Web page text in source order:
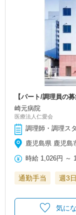
【パート/調理員の
崎元病院
医療法人仁愛会
調理師・調理ス
鹿児島県 鹿児島
時給 1,026円 ～
通勤手当 週3
気に